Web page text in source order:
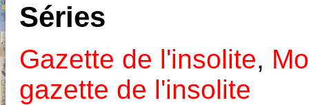
Séries
Gazette de l'insolite,
gazette de l'insolite